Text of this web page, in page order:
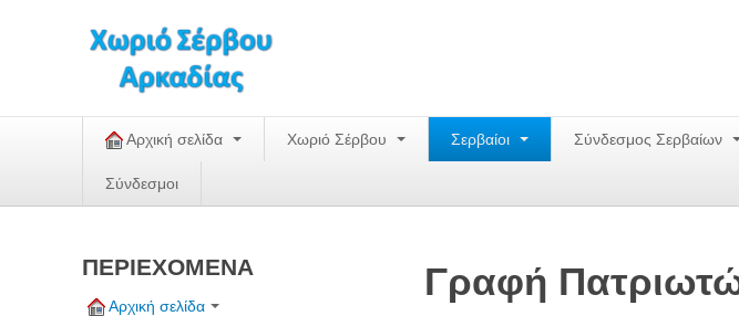
Αρχική σελίδα Χωριό Σέρβου Σερβαίοι Σύνδεσμος Σερβαίων
Σύνδεσμοι
Γραφή
ΠΕΡΙΕΧΟΜΕΝΑ
Αρχική σελίδα